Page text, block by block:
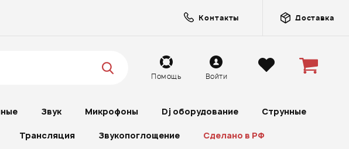
Контакты Доставка
Помощь Войти
Звук Микрофоны Dj оборудование Струнные
Трансляция Звукопоглощение Сделано в РФ